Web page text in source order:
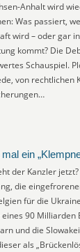
Anhalt wird
Was passiert,
wird – oder gar in
kommt? Die
Schauspiel.
von rechtlichen
ein
der Kanzler
die
für die
90 Milliarden
und die
als